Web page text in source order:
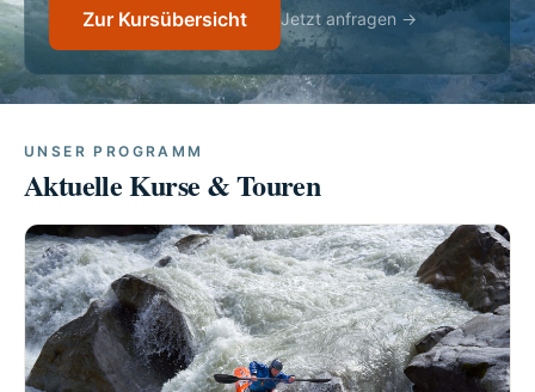
Zur Kursübersicht Jetzt anfragen →
UNSER PROGRAMM
Aktuelle Kurse & Touren